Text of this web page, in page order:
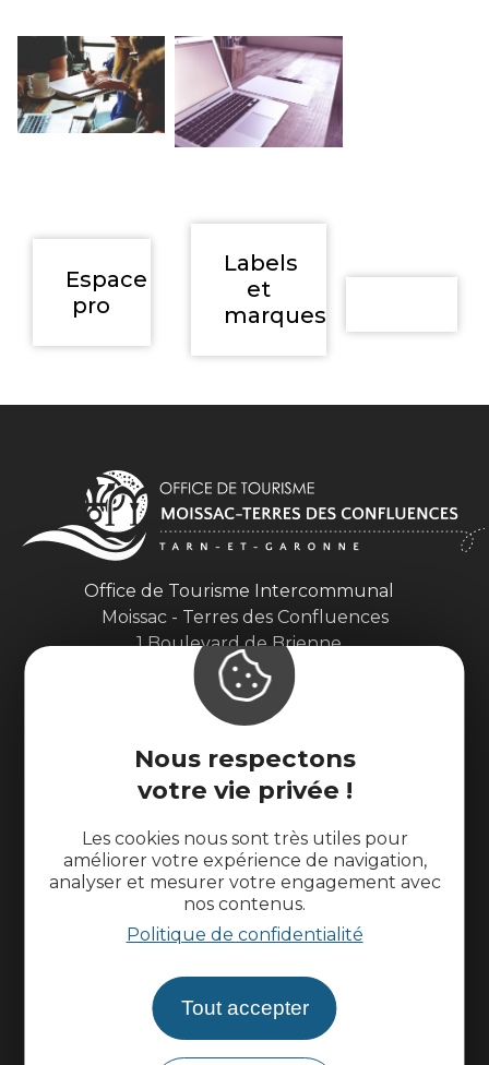
Nous respectons
votre vie privée !
Les cookies nous sont très utiles pour
améliorer votre expérience de navigation,
analyser et mesurer votre engagement avec
nos contenus.
Politique de confidentialité
Tout accepter
Espace
pro
Labels
et
marques
Office de Tourisme Intercommunal
Moissac - Terres des Confluences
1 Boulevard de Brienne
82200 Moissac
accueil@tourisme-moissacconfluences.fr
Tél. 05 32 09 69 36
Contactez-nous
L'office de tourisme
Suivez-nous